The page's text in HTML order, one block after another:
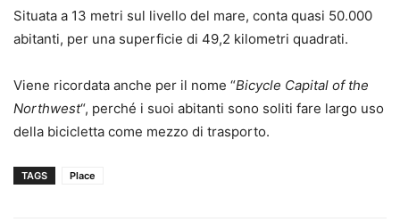
Situata a 13 metri sul livello del mare, conta quasi 50.000
abitanti, per una superficie di 49,2 kilometri quadrati.
Viene ricordata anche per il nome “Bicycle Capital of the
Northwest“, perché i suoi abitanti sono soliti fare largo uso
della bicicletta come mezzo di trasporto.
TAGS Place